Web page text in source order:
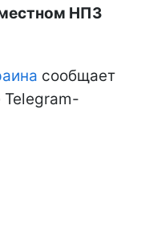
НПЗ
сообщает
Telegram-